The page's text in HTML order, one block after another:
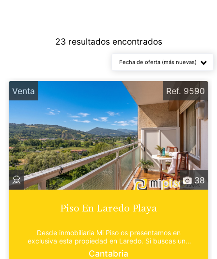
23 resultados encontrados
Fecha de oferta (más nuevas)
Venta
38
Ref. 9590
Piso En Laredo Playa
Desde inmobiliaria Mi Piso os presentamos en
exclusiva esta propiedad en Laredo. Si buscas una
vivienda c...
Cantabria